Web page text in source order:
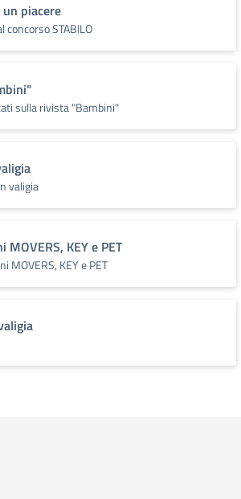
piacere
concorso STABILO
sulla rivista "Bambini"
valigia
MOVERS, KEY e PET
MOVERS, KEY e PET